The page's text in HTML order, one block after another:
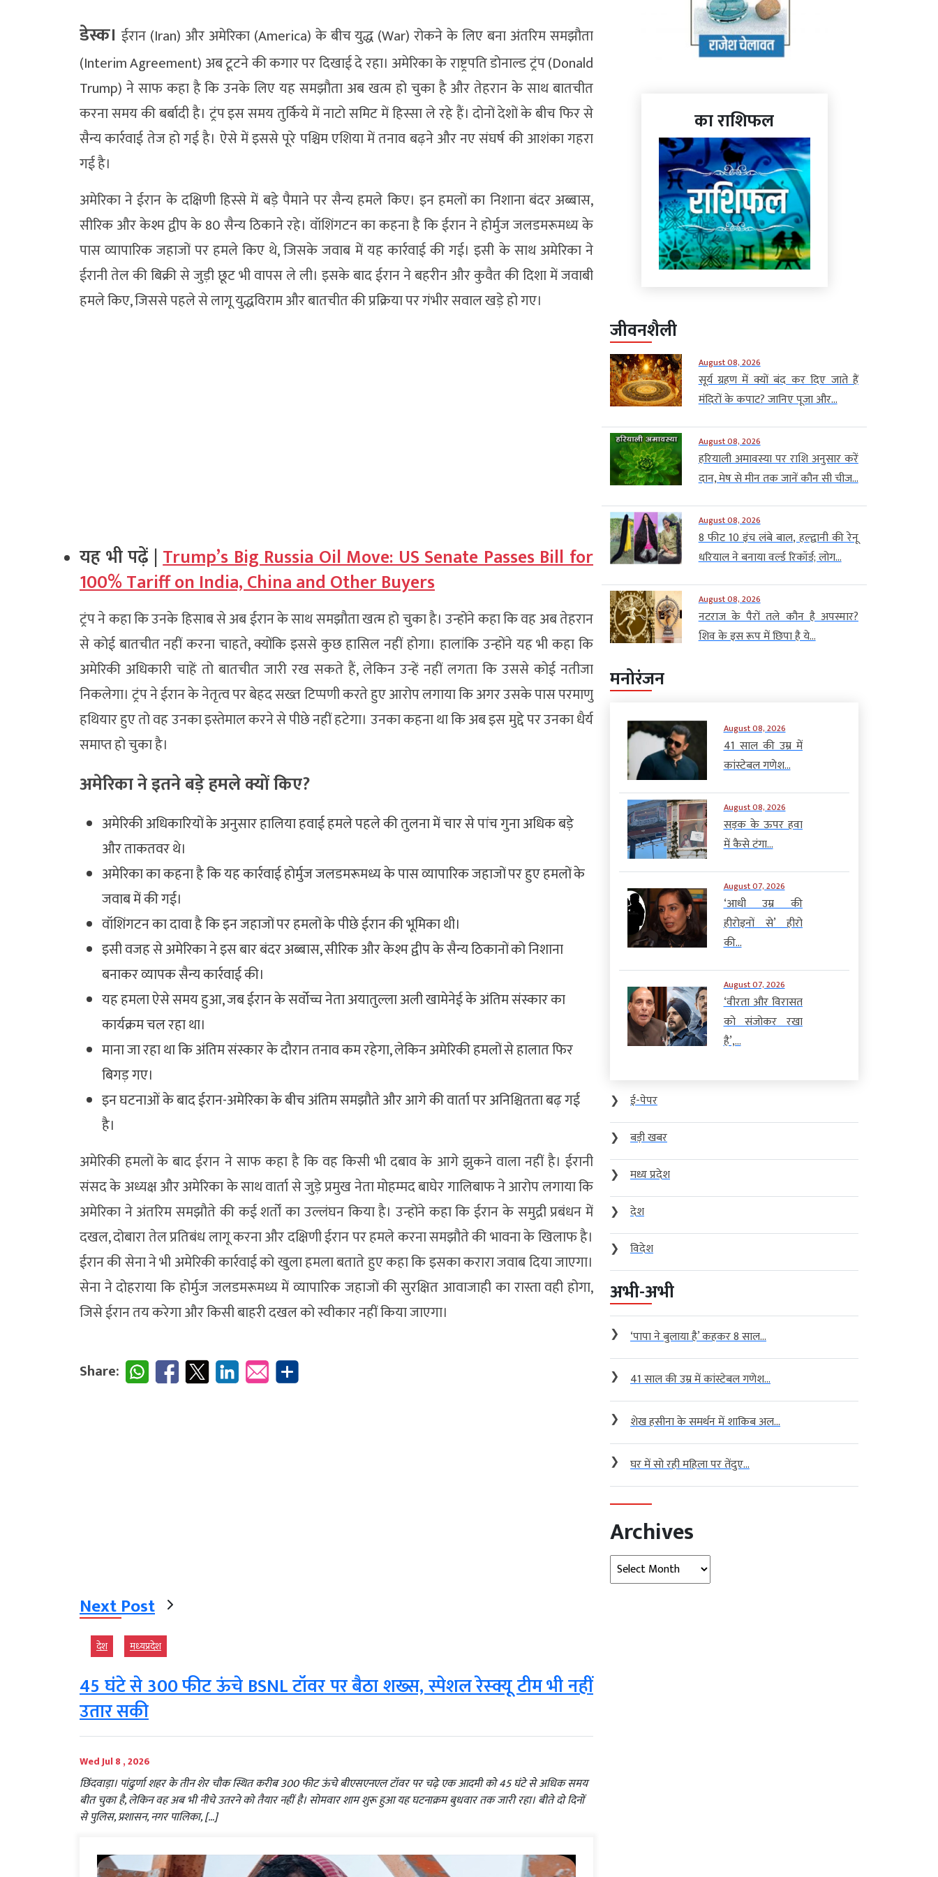
डेस्क। ईरान (Iran) और अमेरिका (America) के बीच युद्ध (War) रोकने के लिए बना अंतरिम समझौता
(Interim Agreement) अब टूटने की कगार पर दिखाई दे रहा। अमेरिका के राष्ट्रपति डोनाल्ड ट्रंप (Donald
Trump) ने साफ कहा है कि उनके लिए यह समझौता अब खत्म हो चुका है और तेहरान के साथ बातचीत
करना समय की बर्बादी है। ट्रंप इस समय तुर्किये में नाटो समिट में हिस्सा ले रहे हैं। दोनों देशों के बीच फिर से
सैन्य कार्रवाई तेज हो गई है। ऐसे में इससे पूरे पश्चिम एशिया में तनाव बढ़ने और नए संघर्ष की आशंका गहरा
गई है।
अमेरिका ने ईरान के दक्षिणी हिस्से में बड़े पैमाने पर सैन्य हमले किए। इन हमलों का निशाना बंदर अब्बास,
सीरिक और केश्म द्वीप के 80 सैन्य ठिकाने रहे। वॉशिंगटन का कहना है कि ईरान ने होर्मुज जलडमरूमध्य के
पास व्यापारिक जहाजों पर हमले किए थे, जिसके जवाब में यह कार्रवाई की गई। इसी के साथ अमेरिका ने
ईरानी तेल की बिक्री से जुड़ी छूट भी वापस ले ली। इसके बाद ईरान ने बहरीन और कुवैत की दिशा में जवाबी
हमले किए, जिससे पहले से लागू युद्धविराम और बातचीत की प्रक्रिया पर गंभीर सवाल खड़े हो गए।
यह भी पढ़ें |Trump’s Big Russia Oil Move: US Senate Passes Bill for
100% Tariff on India, China and Other Buyers
ट्रंप ने कहा कि उनके हिसाब से अब ईरान के साथ समझौता खत्म हो चुका है। उन्होंने कहा कि वह अब तेहरान
से कोई बातचीत नहीं करना चाहते, क्योंकि इससे कुछ हासिल नहीं होगा। हालांकि उन्होंने यह भी कहा कि
अमेरिकी अधिकारी चाहें तो बातचीत जारी रख सकते हैं, लेकिन उन्हें नहीं लगता कि उससे कोई नतीजा
निकलेगा। ट्रंप ने ईरान के नेतृत्व पर बेहद सख्त टिप्पणी करते हुए आरोप लगाया कि अगर उसके पास परमाणु
हथियार हुए तो वह उनका इस्तेमाल करने से पीछे नहीं हटेगा। उनका कहना था कि अब इस मुद्दे पर उनका धैर्य
समाप्त हो चुका है।
अमेरिका ने इतने बड़े हमले क्यों किए?
अमेरिकी अधिकारियों के अनुसार हालिया हवाई हमले पहले की तुलना में चार से पांच गुना अधिक बड़े
और ताकतवर थे।
अमेरिका का कहना है कि यह कार्रवाई होर्मुज जलडमरूमध्य के पास व्यापारिक जहाजों पर हुए हमलों के
जवाब में की गई।
वॉशिंगटन का दावा है कि इन जहाजों पर हमलों के पीछे ईरान की भूमिका थी।
इसी वजह से अमेरिका ने इस बार बंदर अब्बास, सीरिक और केश्म द्वीप के सैन्य ठिकानों को निशाना
बनाकर व्यापक सैन्य कार्रवाई की।
यह हमला ऐसे समय हुआ, जब ईरान के सर्वोच्च नेता अयातुल्ला अली खामेनेई के अंतिम संस्कार का
कार्यक्रम चल रहा था।
माना जा रहा था कि अंतिम संस्कार के दौरान तनाव कम रहेगा, लेकिन अमेरिकी हमलों से हालात फिर
बिगड़ गए।
इन घटनाओं के बाद ईरान-अमेरिका के बीच अंतिम समझौते और आगे की वार्ता पर अनिश्चितता बढ़ गई
है।
अमेरिकी हमलों के बाद ईरान ने साफ कहा है कि वह किसी भी दबाव के आगे झुकने वाला नहीं है। ईरानी
संसद के अध्यक्ष और अमेरिका के साथ वार्ता से जुड़े प्रमुख नेता मोहम्मद बाघेर गालिबाफ ने आरोप लगाया कि
अमेरिका ने अंतरिम समझौते की कई शर्तों का उल्लंघन किया है। उन्होंने कहा कि ईरान के समुद्री प्रबंधन में
दखल, दोबारा तेल प्रतिबंध लागू करना और दक्षिणी ईरान पर हमले करना समझौते की भावना के खिलाफ है।
ईरान की सेना ने भी अमेरिकी कार्रवाई को खुला हमला बताते हुए कहा कि इसका करारा जवाब दिया जाएगा।
सेना ने दोहराया कि होर्मुज जलडमरूमध्य में व्यापारिक जहाजों की सुरक्षित आवाजाही का रास्ता वही होगा,
जिसे ईरान तय करेगा और किसी बाहरी दखल को स्वीकार नहीं किया जाएगा।
Share:
Next Post
देश मध्‍यप्रदेश
45 घंटे से 300 फीट ऊंचे BSNL टॉवर पर बैठा शख्स, स्पेशल रेस्क्यू टीम भी नहीं
उतार सकी
Wed Jul 8 , 2026
छिंदवाड़ा। पांढुर्णा शहर के तीन शेर चौक स्थित करीब 300 फीट ऊंचे बीएसएनएल टॉवर पर चढ़े एक आदमी को 45 घंटे से अधिक समय
बीत चुका है, लेकिन वह अब भी नीचे उतरने को तैयार नहीं है। सोमवार शाम शुरू हुआ यह घटनाक्रम बुधवार तक जारी रहा। बीते दो दिनों
से पुलिस, प्रशासन, नगर पालिका, […]
का राशिफल
जीवनशैली
August 08, 2026
सूर्य ग्रहण में क्यों बंद कर दिए जाते हैं
मंदिरों के कपाट? जानिए पूजा और...
August 08, 2026
हरियाली अमावस्या पर राशि अनुसार करें
दान, मेष से मीन तक जानें कौन सी चीज...
August 08, 2026
8 फीट 10 इंच लंबे बाल, हल्द्वानी की रेनू
धरियाल ने बनाया वर्ल्ड रिकॉर्ड; लोग...
August 08, 2026
नटराज के पैरों तले कौन है अपस्मार?
शिव के इस रूप में छिपा है ये...
मनोरंजन
August 08, 2026
41 साल की उम्र में
कांस्टेबल गणेश...
August 08, 2026
सड़क के ऊपर हवा
में कैसे टंगा...
August 07, 2026
‘आधी उम्र की
हीरोइनों से’ हीरो
की...
August 07, 2026
‘वीरता और विरासत
को संजोकर रखा
है’,...
❯
ई-पेपर
❯
बड़ी खबर
❯
मध्य प्रदेश
❯
देश
❯
विदेश
अभी-अभी
❯ ‘पापा ने बुलाया है’ कहकर 8 साल...
❯ 41 साल की उम्र में कांस्टेबल गणेश...
❯ शेख हसीना के समर्थन में शाकिब अल...
❯ घर में सो रही महिला पर तेंदुए...
Archives
Archives